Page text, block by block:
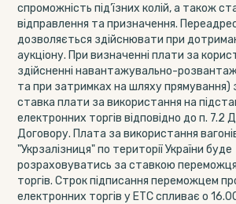
спроможність під’їзних колій, а також
відправлення та призначення.
дозволяється здійснювати при
аукціону. При визначенні плати за
здійсненні навантажувально-
та при затримках на шляху прямування)
ставка плати за використання на
електронних торгів відповідно до п. 7.2
Договору. Плата за використання
"Укрзалізниця" по території України буде
розраховуватись за ставкою
торгів. Строк підписання переможцем
електронних торгів у ЕТС спливає о